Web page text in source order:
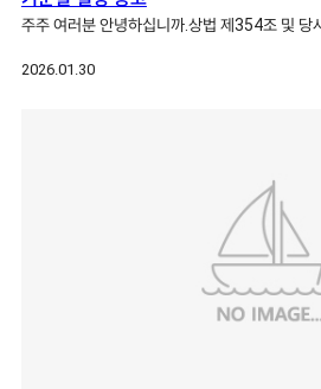
주주 여러분 안녕하십니까.상법 제354조 및 당
2026.01.30